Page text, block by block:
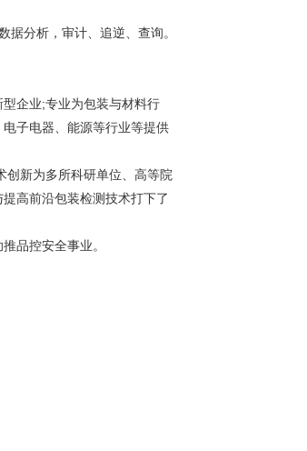
分析，审计、追逆、查询。
企业;专业为包装与材料行
子电器、能源等行业等提供
创新为多所科研单位、高等院
高前沿包装检测技术打下了
品控安全事业。